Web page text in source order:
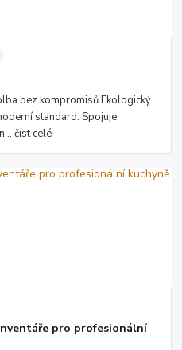
bez kompromisů Ekologický
standard. Spojuje
číst celé
pro profesionální